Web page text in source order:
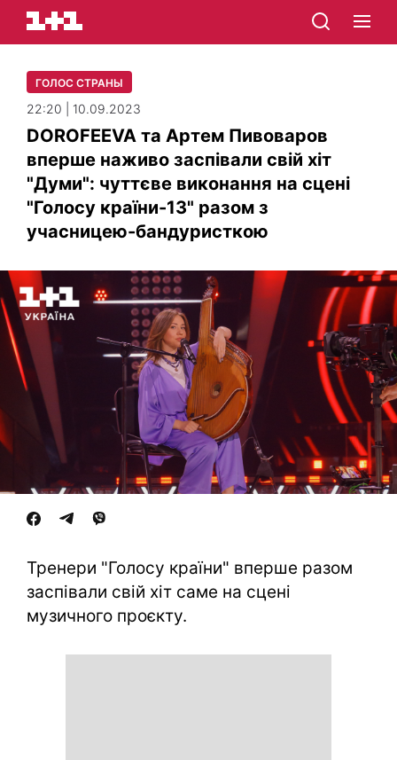
ГОЛОС СТРАНЫ
22:20 | 10.09.2023
DOROFEEVA та Артем Пивоваров
вперше наживо заспівали свій хіт
"Думи": чуттєве виконання на сцені
"Голосу країни-13" разом з
учасницею-бандуристкою
Тренери "Голосу країни" вперше разом
заспівали свій хіт саме на сцені
музичного проєкту.